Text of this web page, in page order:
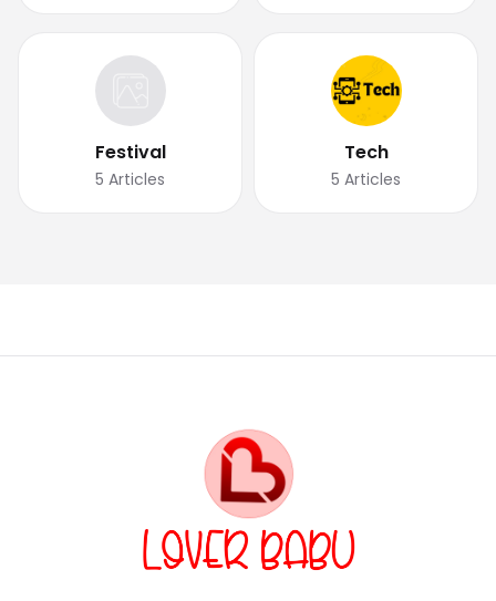
Festival
5 Articles
Tech
5 Articles